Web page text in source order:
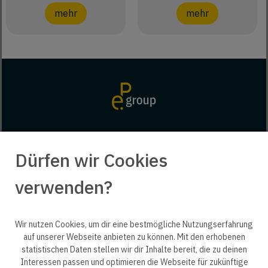
mehr
mehr
© 2025 engineering people GmbH. All rights reserved.
Dürfen wir Cookies
verwenden?
Wir nutzen Cookies, um dir eine bestmögliche Nutzungserfahrung
auf unserer Webseite anbieten zu können. Mit den erhobenen
statistischen Daten stellen wir dir Inhalte bereit, die zu deinen
Interessen passen und optimieren die Webseite für zukünftige